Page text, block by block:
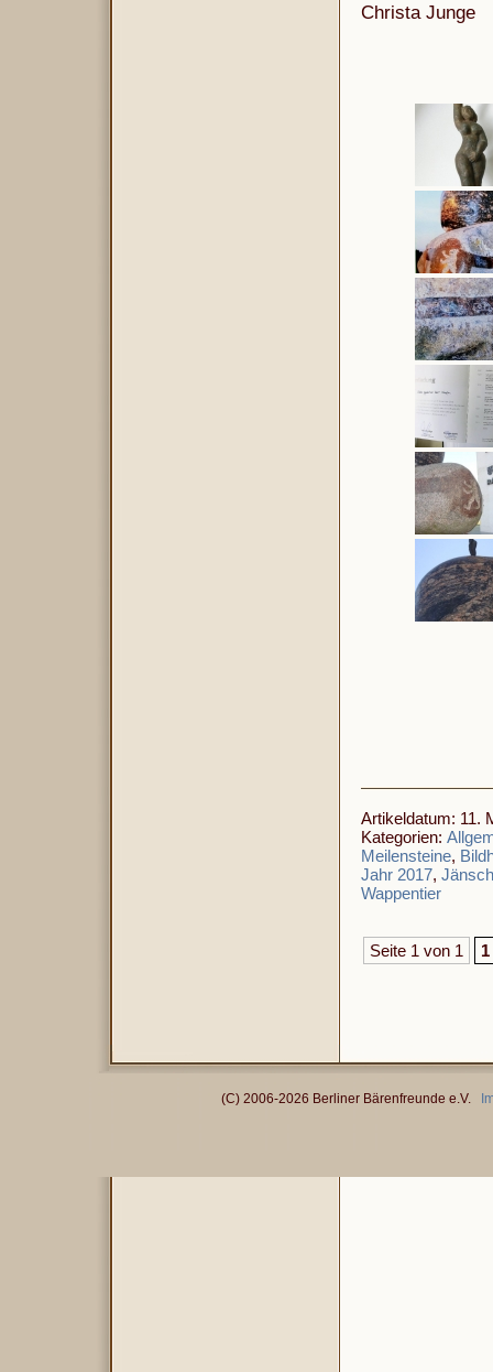
Christa Junge
Artikeldatum: 11.
Kategorien:
Meilensteine,
Jahr 2017,
Wappentier
Seite 1 von 1 1
(C) 2006-2026 Berliner Bärenfreunde e.V.